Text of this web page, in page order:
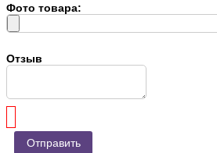
Фото товара:
Отзыв